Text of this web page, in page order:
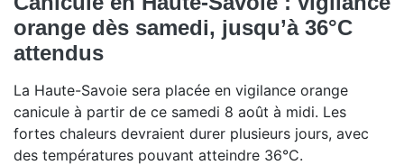
orange dès samedi, jusqu’à 36°C
attendus
La Haute-Savoie sera placée en vigilance orange
canicule à partir de ce samedi 8 août à midi. Les
fortes chaleurs devraient durer plusieurs jours, avec
des températures pouvant atteindre 36°C.